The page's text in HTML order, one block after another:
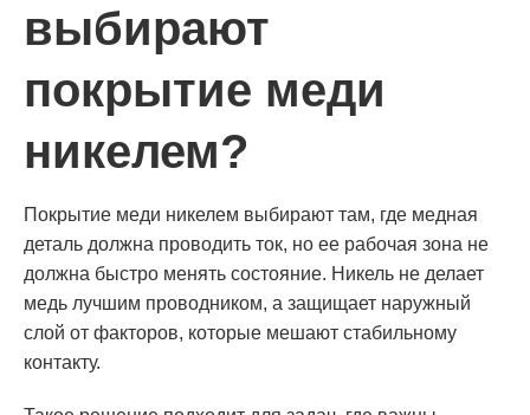
выбирают
покрытие меди
никелем?
Покрытие меди никелем выбирают там, где медная
деталь должна проводить ток, но ее рабочая зона не
должна быстро менять состояние. Никель не делает
медь лучшим проводником, а защищает наружный
слой от факторов, которые мешают стабильному
контакту.